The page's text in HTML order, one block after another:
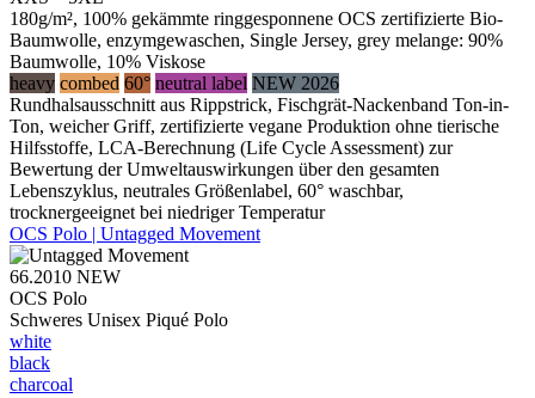
180g/m², 100% gekämmte ringgesponnene OCS zertifizierte Bio-
Baumwolle, enzymgewaschen, Single Jersey, grey melange: 90%
Baumwolle, 10% Viskose
heavy combed 60° neutral label NEW 2026
Rundhalsausschnitt aus Rippstrick, Fischgrät-Nackenband Ton-in-
Ton, weicher Griff, zertifizierte vegane Produktion ohne tierische
Hilfsstoffe, LCA-Berechnung (Life Cycle Assessment) zur
Bewertung der Umweltauswirkungen über den gesamten
Lebenszyklus, neutrales Größenlabel, 60° waschbar,
trocknergeeignet bei niedriger Temperatur
OCS Polo | Untagged Movement
66.2010 NEW
OCS Polo
Schweres Unisex Piqué Polo
white
black
charcoal